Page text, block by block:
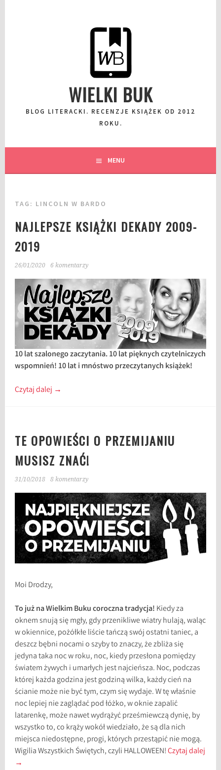
WIELKI BUK
BLOG LITERACKI. RECENZJE KSIĄŻEK OD 2012
ROKU.
MENU
TAG: LINCOLN W BARDO
NAJLEPSZE KSIĄŻKI DEKADY 2009-
2019
26/01/2020 6 komentarzy
10 lat szalonego zaczytania. 10 lat pięknych czytelniczych
wspomnień! 10 lat i mnóstwo przeczytanych książek!
Czytaj dalej →
TE OPOWIEŚCI O PRZEMIJANIU
MUSISZ ZNAĆ!
31/10/2018 8 komentarzy
Moi Drodzy,
To już na Wielkim Buku coroczna tradycja! Kiedy za
oknem snują się mgły, gdy przenikliwe wiatry hulają, waląc
w okiennice, pożółkłe liście tańczą swój ostatni taniec, a
deszcz bębni nocami o szyby to znaczy, że zbliża się
jedyna taka noc w roku, noc, kiedy przesłona pomiędzy
światem żywych i umarłych jest najcieńsza. Noc, podczas
której każda godzina jest godziną wilka, każdy cień na
ścianie może nie być tym, czym się wydaje. W tę właśnie
noc lepiej nie zaglądać pod łóżko, w oknie zapalić
latarenkę, może nawet wydrążyć prześmiewczą dynię, by
wszystko to, co krąży wokół wiedziało, że są dla nich
miejsca niedostępne, progi, których przestąpić nie mogą.
Wigilia Wszystkich Świętych, czyli HALLOWEEN!Czytaj dalej
→